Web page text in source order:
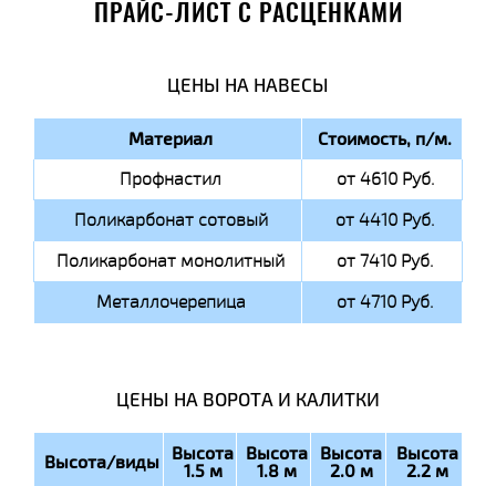
ПРАЙС-ЛИСТ С РАСЦЕНКАМИ
ЦЕНЫ НА НАВЕСЫ
Материал Стоимость, п/м.
Профнастил
от 4610 Руб.
Поликарбонат сотовый
от 4410 Руб.
Поликарбонат монолитный
от 7410 Руб.
Металлочерепица
от 4710 Руб.
ЦЕНЫ НА ВОРОТА И КАЛИТКИ
Высота/виды Высота
1.5 м
Высота
1.8 м
Высота
2.0 м
Высота
2.2 м